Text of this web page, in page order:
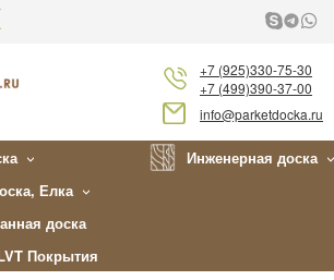
+7 (925)330-75-30
+7 (499)390-37-00
info@parketdocka.ru
Инженерная доска
Елка
доска
Покрытия